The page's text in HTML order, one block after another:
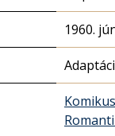
1960.
Komikus